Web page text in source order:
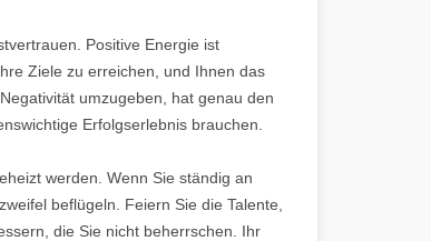
Positive Energie ist
Ziele zu erreichen, und Ihnen das
umzugeben, hat genau den
Erfolgserlebnis brauchen.
werden. Wenn Sie ständig an
beflügeln. Feiern Sie die Talente,
die Sie nicht beherrschen. Ihr